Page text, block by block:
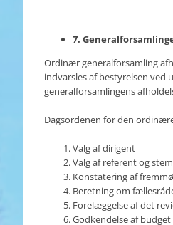
7.
Ordinær generalforsamling
indvarsles af bestyrelsen ved
generalforsamlingens
Dagsordenen for den
Valg af dirigent
Valg af referent og
Konstatering af
Beretning om
Forelæggelse af det
Godkendelse af